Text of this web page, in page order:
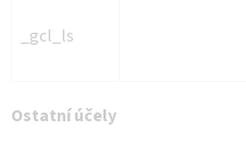
_gcl_ls
Ostatní účely